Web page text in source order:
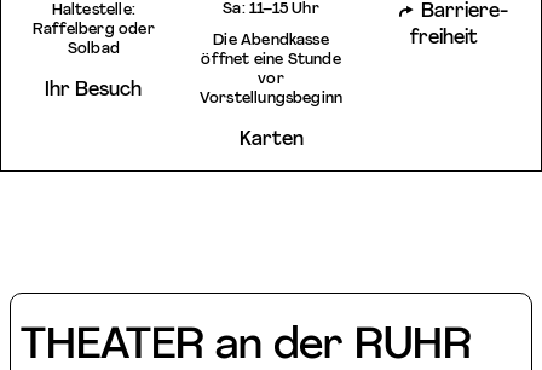
Haltestelle:
Raffelberg oder
Solbad
Ihr Besuch
Sa: 11–15 Uhr
Die Abendkasse
öffnet eine Stunde
vor
Vorstellungsbeginn
Karten
Barriere­
freiheit
THEATER an der RUHR